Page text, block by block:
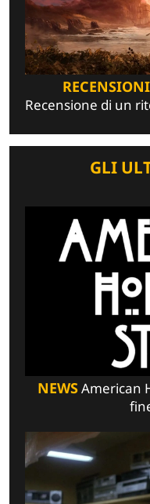
RECENSIONI
Recensione di un
GLI
NEWSAmerican